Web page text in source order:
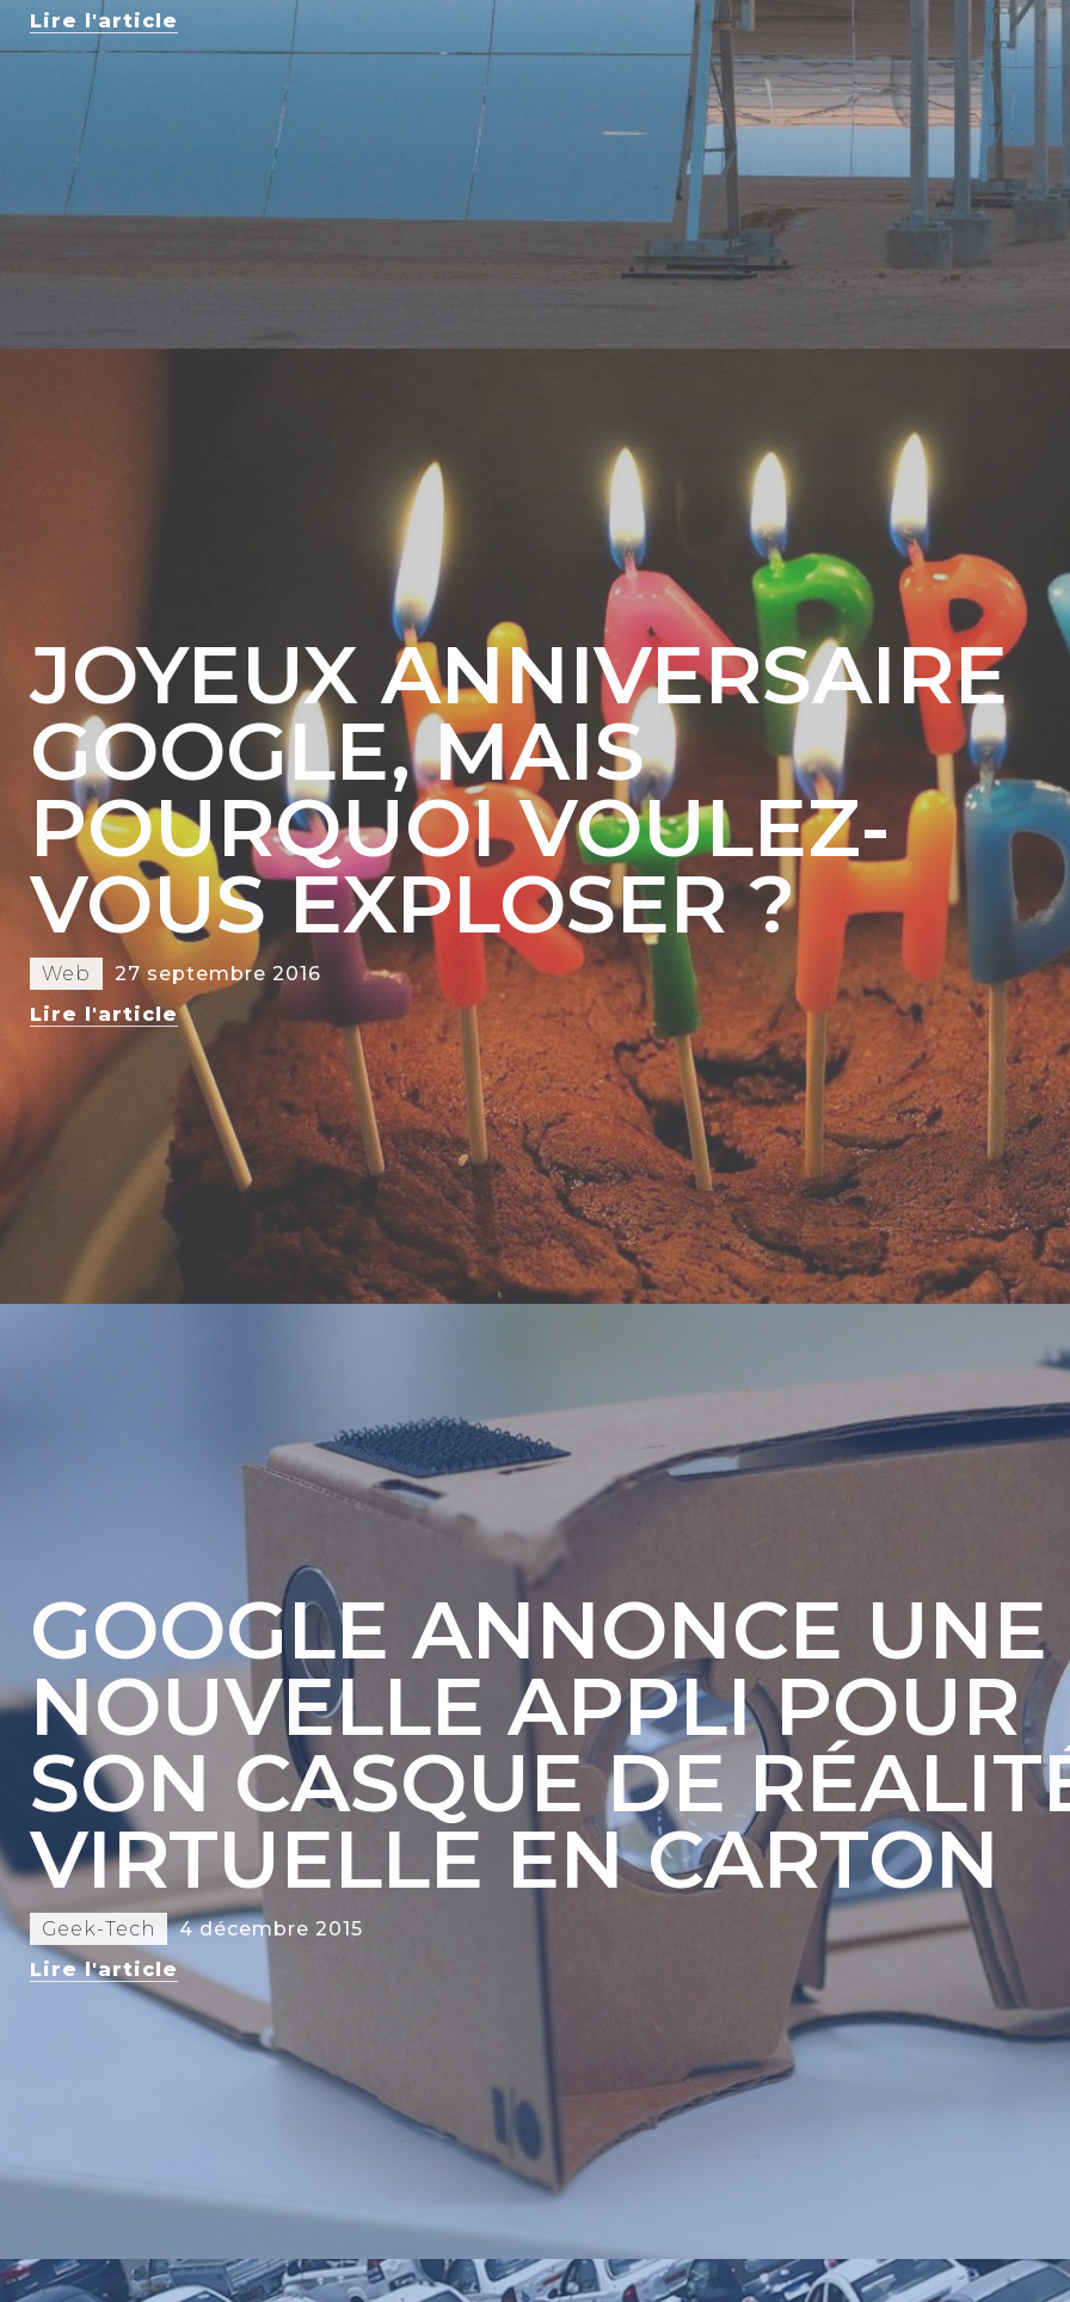
Lire l'article
JOYEUX ANNIVERSAIRE
GOOGLE, MAIS
POURQUOI VOULEZ-
VOUS EXPLOSER ?
Web
27 septembre 2016
Lire l'article
GOOGLE ANNONCE UNE
NOUVELLE APPLI POUR
SON CASQUE DE
VIRTUELLE EN CARTON
Geek-Tech
4 décembre 2015
Lire l'article